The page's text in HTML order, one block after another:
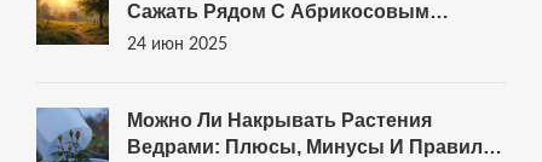
Сажать Рядом С Абрикосовым
Деревом
24 июн 2025
Можно Ли Накрывать Растения
Ведрами: Плюсы, Минусы И Правила